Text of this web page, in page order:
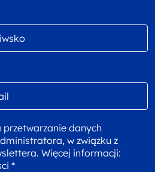
danych
w związku z
Więcej informacji:
*